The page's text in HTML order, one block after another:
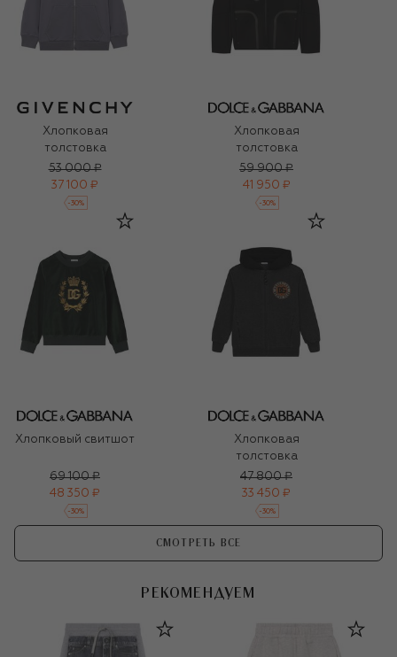
Хлопковая
толстовка
53 000 ₽
37 100 ₽
-30%
Хлопковая
толстовка
59 900 ₽
41 950 ₽
-30%
Хлопковый свитшот
69 100 ₽
48 350 ₽
-30%
Хлопковая
толстовка
47 800 ₽
33 450 ₽
-30%
СМОТРЕТЬ ВСЕ
РЕКОМЕНДУЕМ